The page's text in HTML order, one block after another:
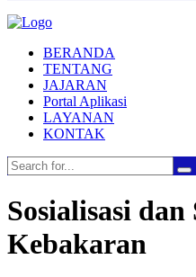
BERANDA
TENTANG
JAJARAN
Portal Aplikasi
LAYANAN
KONTAK
Sosialisasi
Kebakaran